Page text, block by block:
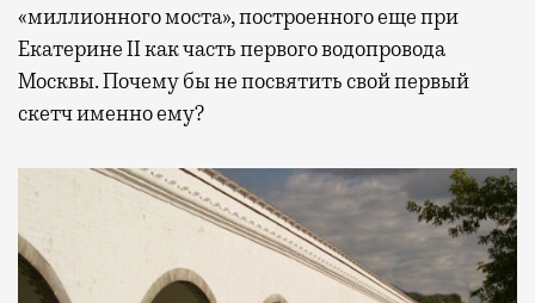
«миллионного моста», построенного еще при
Екатерине II как часть первого водопровода
Москвы. Почему бы не посвятить свой первый
скетч именно ему?